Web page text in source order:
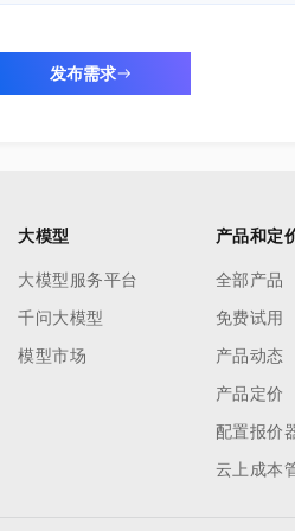
发布需求
大模型
大模型服务平台
千问大模型
模型市场
产品和定
全部产品
免费试用
产品动态
产品定价
配置报价
云上成本